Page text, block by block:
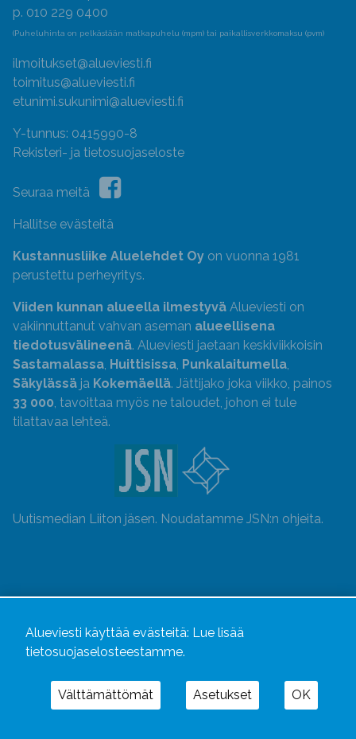
p. 010 229 0400
(Puheluhinta on pelkästään matkapuhelu (mpm) tai paikallisverkkomaksu (pvm)
ilmoitukset@alueviesti.fi
toimitus@alueviesti.fi
etunimi.sukunimi@alueviesti.fi
Y-tunnus: 0415990-8
Rekisteri- ja tietosuojaseloste
Seuraa meitä
Hallitse evästeitä
Kustannusliike Aluelehdet Oy on vuonna 1981
perustettu perheyritys.
Viiden kunnan alueella ilmestyvä Alueviesti on
vakiinnuttanut vahvan aseman alueellisena
tiedotusvälineenä. Alueviesti jaetaan keskiviikkoisin
Sastamalassa, Huittisissa, Punkalaitumella,
Säkylässä ja Kokemäellä. Jättijako joka viikko, painos
33 000, tavoittaa myös ne taloudet, johon ei tule
tilattavaa lehteä.
Uutismedian Liiton jäsen. Noudatamme JSN:n ohjeita.
Alueviesti käyttää evästeitä: Lue lisää
tietosuojaselosteestamme.
Välttämättömät Asetukset OK